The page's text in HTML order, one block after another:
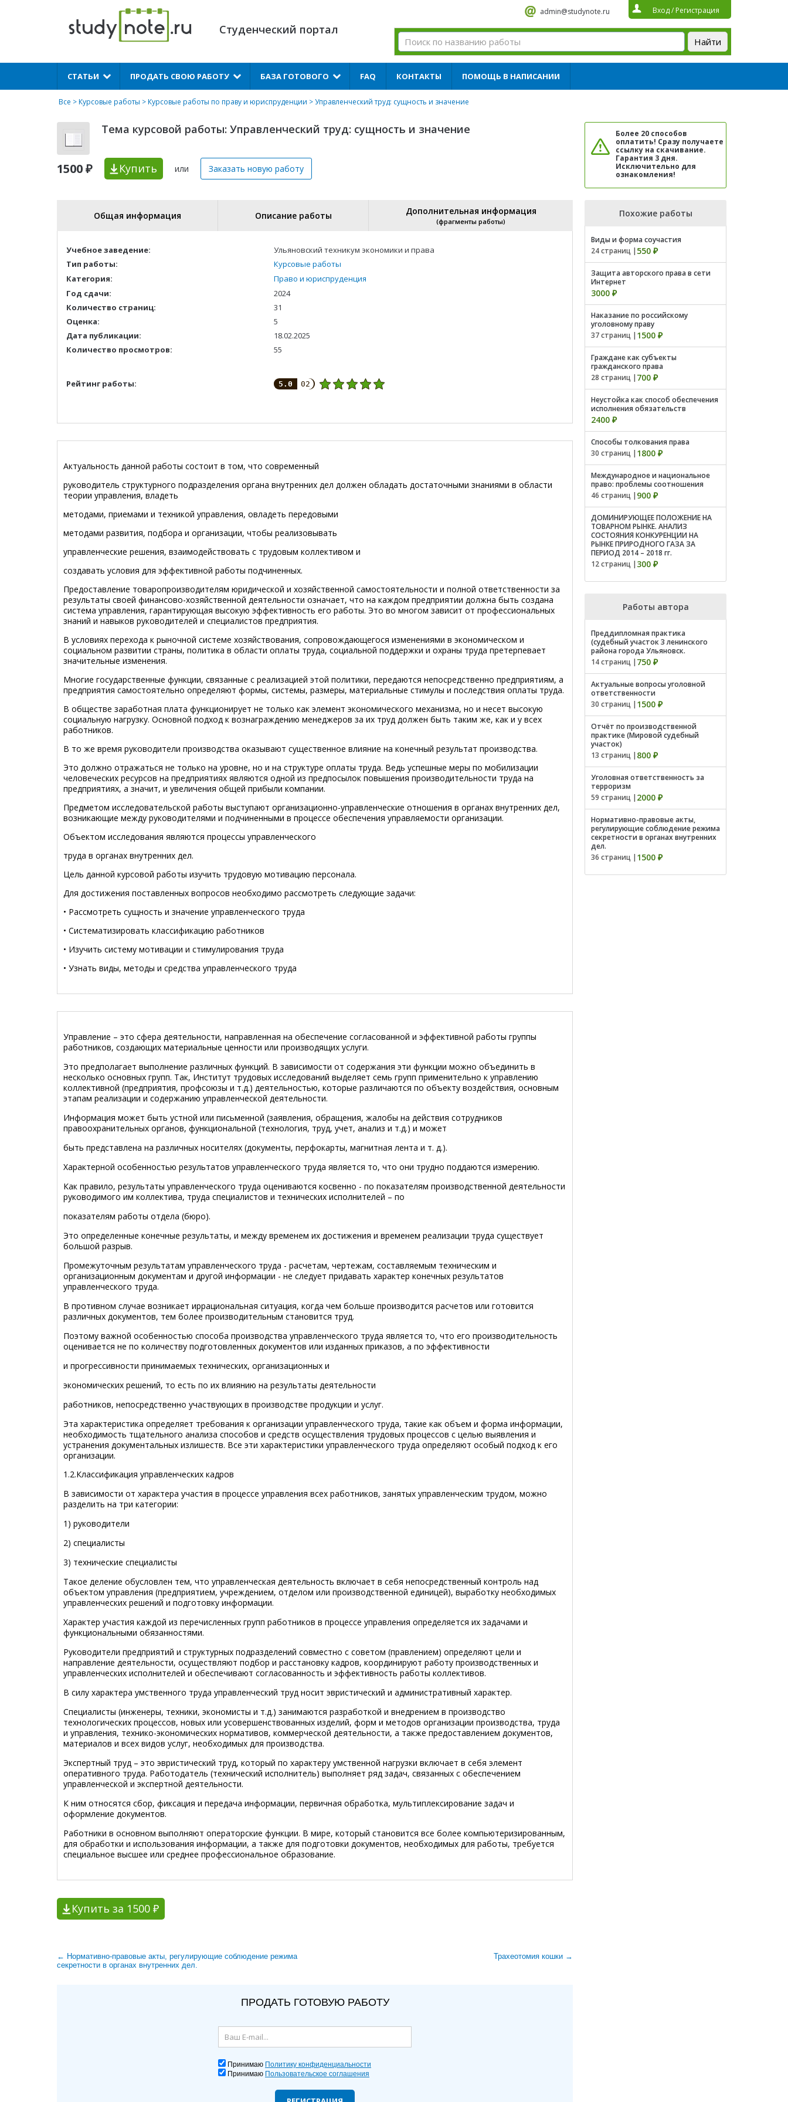
Студенческий портал
admin@studynote.ru Вход/ Регистрация
СТАТЬИ ПРОДАТЬ СВОЮ РАБОТУ БАЗА ГОТОВОГО FAQ КОНТАКТЫ ПОМОЩЬ В НАПИСАНИИ
Все >Курсовые работы >Курсовые работы по праву и юриспруденции > Управленческий труд: сущность и значение
Тема курсовой работы: Управленческий труд: сущность и значение
1500 ₽ Купить или Заказать новую работу
Более 20 способов
оплатить! Сразу получаете
ссылку на скачивание.
Гарантия 3 дня.
Исключительно для
ознакомления!
Общая информация Описание работы Дополнительная информация
(фрагменты работы)
Учебное заведение:
Ульяновский техникум экономики и права
Тип работы:
Курсовые работы
Категория:
Право и юриспруденция
Год сдачи:
2024
Количество страниц:
31
Оценка:
5
Дата публикации:
18.02.2025
Количество просмотров:
55
Рейтинг работы: 5.0 02
Актуальность данной работы состоит в том, что современный
руководитель структурного подразделения органа внутренних дел должен обладать достаточными знаниями в области
теории управления, владеть
методами, приемами и техникой управления, овладеть передовыми
методами развития, подбора и организации, чтобы реализовывать
управленческие решения, взаимодействовать с трудовым коллективом и
создавать условия для эффективной работы подчиненных.
Предоставление товаропроизводителям юридической и хозяйственной самостоятельности и полной ответственности за
результаты своей финансово-хозяйственной деятельности означает, что на каждом предприятии должна быть создана
система управления, гарантирующая высокую эффективность его работы. Это во многом зависит от профессиональных
знаний и навыков руководителей и специалистов предприятия.
В условиях перехода к рыночной системе хозяйствования, сопровождающегося изменениями в экономическом и
социальном развитии страны, политика в области оплаты труда, социальной поддержки и охраны труда претерпевает
значительные изменения.
Многие государственные функции, связанные с реализацией этой политики, передаются непосредственно предприятиям, а
предприятия самостоятельно определяют формы, системы, размеры, материальные стимулы и последствия оплаты труда.
В обществе заработная плата функционирует не только как элемент экономического механизма, но и несет высокую
социальную нагрузку. Основной подход к вознаграждению менеджеров за их труд должен быть таким же, как и у всех
работников.
В то же время руководители производства оказывают существенное влияние на конечный результат производства.
Это должно отражаться не только на уровне, но и на структуре оплаты труда. Ведь успешные меры по мобилизации
человеческих ресурсов на предприятиях являются одной из предпосылок повышения производительности труда на
предприятиях, а значит, и увеличения общей прибыли компании.
Предметом исследовательской работы выступают организационно-управленческие отношения в органах внутренних дел,
возникающие между руководителями и подчиненными в процессе обеспечения управляемости организации.
Объектом исследования являются процессы управленческого
труда в органах внутренних дел.
Цель данной курсовой работы изучить трудовую мотивацию персонала.
Для достижения поставленных вопросов необходимо рассмотреть следующие задачи:
• Рассмотреть сущность и значение управленческого труда
• Систематизировать классификацию работников
• Изучить систему мотивации и стимулирования труда
• Узнать виды, методы и средства управленческого труда
Управление – это сфера деятельности, направленная на обеспечение согласованной и эффективной работы группы
работников, создающих материальные ценности или производящих услуги.
Это предполагает выполнение различных функций. В зависимости от содержания эти функции можно объединить в
несколько основных групп. Так, Институт трудовых исследований выделяет семь групп применительно к управлению
коллективной (предприятия, профсоюзы и т.д.) деятельностью, которые различаются по объекту воздействия, основным
этапам реализации и содержанию управленческой деятельности.
Информация может быть устной или письменной (заявления, обращения, жалобы на действия сотрудников
правоохранительных органов, функциональной (технология, труд, учет, анализ и т.д.) и может
быть представлена на различных носителях (документы, перфокарты, магнитная лента и т. д.).
Характерной особенностью результатов управленческого труда является то, что они трудно поддаются измерению.
Как правило, результаты управленческого труда оцениваются косвенно - по показателям производственной деятельности
руководимого им коллектива, труда специалистов и технических исполнителей – по
показателям работы отдела (бюро).
Это определенные конечные результаты, и между временем их достижения и временем реализации труда существует
большой разрыв.
Промежуточным результатам управленческого труда - расчетам, чертежам, составляемым техническим и
организационным документам и другой информации - не следует придавать характер конечных результатов
управленческого труда.
В противном случае возникает иррациональная ситуация, когда чем больше производится расчетов или готовится
различных документов, тем более производительным становится труд.
Поэтому важной особенностью способа производства управленческого труда является то, что его производительность
оценивается не по количеству подготовленных документов или изданных приказов, а по эффективности
и прогрессивности принимаемых технических, организационных и
экономических решений, то есть по их влиянию на результаты деятельности
работников, непосредственно участвующих в производстве продукции и услуг.
Эта характеристика определяет требования к организации управленческого труда, такие как объем и форма информации,
необходимость тщательного анализа способов и средств осуществления трудовых процессов с целью выявления и
устранения документальных излишеств. Все эти характеристики управленческого труда определяют особый подход к его
организации.
1.2.Классификация управленческих кадров
В зависимости от характера участия в процессе управления всех работников, занятых управленческим трудом, можно
разделить на три категории:
1) руководители
2) специалисты
3) технические специалисты
Такое деление обусловлен тем, что управленческая деятельность включает в себя непосредственный контроль над
объектом управления (предприятием, учреждением, отделом или производственной единицей), выработку необходимых
управленческих решений и подготовку информации.
Характер участия каждой из перечисленных групп работников в процессе управления определяется их задачами и
функциональными обязанностями.
Руководители предприятий и структурных подразделений совместно с советом (правлением) определяют цели и
направление деятельности, осуществляют подбор и расстановку кадров, координируют работу производственных и
управленческих исполнителей и обеспечивают согласованность и эффективность работы коллективов.
В силу характера умственного труда управленческий труд носит эвристический и административный характер.
Специалисты (инженеры, техники, экономисты и т.д.) занимаются разработкой и внедрением в производство
технологических процессов, новых или усовершенствованных изделий, форм и методов организации производства, труда
и управления, технико-экономических нормативов, коммерческой деятельности, а также предоставлением документов,
материалов и всех видов услуг, необходимых для производства.
Экспертный труд – это эвристический труд, который по характеру умственной нагрузки включает в себя элемент
оперативного труда. Работодатель (технический исполнитель) выполняет ряд задач, связанных с обеспечением
управленческой и экспертной деятельности.
К ним относятся сбор, фиксация и передача информации, первичная обработка, мультиплексирование задач и
оформление документов.
Работники в основном выполняют операторские функции. В мире, который становится все более компьютеризированным,
для обработки и использования информации, а также для подготовки документов, необходимых для работы, требуется
специальное высшее или среднее профессиональное образование.
Купить за 1500 ₽
← Нормативно-правовые акты, регулирующие соблюдение режима
секретности в органах внутренних дел.
Трахеотомия кошки →
ПРОДАТЬ ГОТОВУЮ РАБОТУ
Принимаю Политику конфиденциальности
Принимаю Пользовательское соглашения
Похожие работы
Виды и форма соучастия
24 страниц | 550 ₽
Защита авторского права в сети
Интернет
3000 ₽
Наказание по российскому
уголовному праву
37 страниц | 1500 ₽
Граждане как субъекты
гражданского права
28 страниц | 700 ₽
Неустойка как способ обеспечения
исполнения обязательств
2400 ₽
Способы толкования права
30 страниц | 1800 ₽
Международное и национальное
право: проблемы соотношения
46 страниц | 900 ₽
ДОМИНИРУЮЩЕЕ ПОЛОЖЕНИЕ НА
ТОВАРНОМ РЫНКЕ. АНАЛИЗ
СОСТОЯНИЯ КОНКУРЕНЦИИ НА
РЫНКЕ ПРИРОДНОГО ГАЗА ЗА
ПЕРИОД 2014 – 2018 гг.
12 страниц | 300 ₽
Работы автора
Преддипломная практика
(судебный участок 3 ленинского
района города Ульяновск.
14 страниц | 750 ₽
Актуальные вопросы уголовной
ответственности
30 страниц | 1500 ₽
Отчёт по производственной
практике (Мировой судебный
участок)
13 страниц | 800 ₽
Уголовная ответственность за
терроризм
59 страниц | 2000 ₽
Нормативно-правовые акты,
регулирующие соблюдение режима
секретности в органах внутренних
дел.
36 страниц | 1500 ₽